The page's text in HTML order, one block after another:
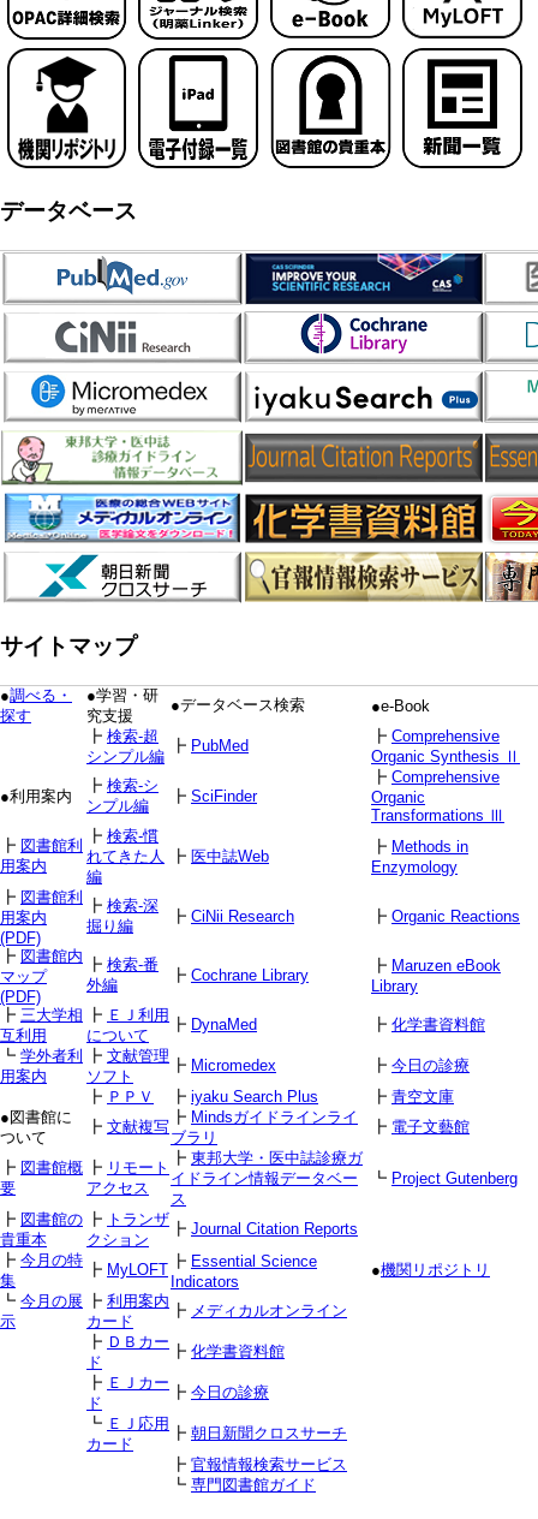
データベース
サイトマップ
●調べる・
探す
●学習・研
究支援
●データベース検索
●e-Book
┣ 検索-超
シンプル編
┣ PubMed
┣ Comprehensive
Organic Synthesis Ⅱ
●利用案内
┣ 検索-シ
ンプル編
┣ SciFinder
┣ Comprehensive
Organic
Transformations Ⅲ
┣ 図書館利
用案内
┣ 検索-慣
れてきた人
編
┣ 医中誌Web
┣ Methods in
Enzymology
┣ 図書館利
用案内
(PDF)
┣ 検索-深
掘り編
┣ CiNii Research ┣ Organic Reactions
┣ 図書館内
マップ
(PDF)
┣ 検索-番
外編
┣ Cochrane Library
┣ Maruzen eBook
Library
┣ 三大学相
互利用
┣ ＥＪ利用
について
┣ DynaMed ┣ 化学書資料館
┗ 学外者利
用案内
┣ 文献管理
ソフト
┣ Micromedex ┣ 今日の診療
┣ ＰＰＶ ┣ iyaku Search Plus ┣ 青空文庫
●図書館に
ついて
┣ 文献複写
┣ Mindsガイドラインライ
ブラリ
┣ 電子文藝館
┣ 図書館概
要
┣ リモート
アクセス
┣ 東邦大学・医中誌診療ガ
イドライン情報データベー
ス
┗ Project Gutenberg
┣ 図書館の
貴重本
┣ トランザ
クション
┣ Journal Citation Reports
┣ 今月の特
集
┣ MyLOFT ┣ Essential Science
Indicators
●機関リポジトリ
┗ 今月の展
示
┣ 利用案内
カード
┣ メディカルオンライン
┣ ＤＢカー
ド
┣ 化学書資料館
┣ ＥＪカー
ド
┣ 今日の診療
┗ ＥＪ応用
カード
┣ 朝日新聞クロスサーチ
┣ 官報情報検索サービス
┗ 専門図書館ガイド